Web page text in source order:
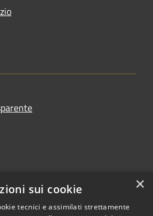
×
sui cookie
tecnici e assimilati strettamente